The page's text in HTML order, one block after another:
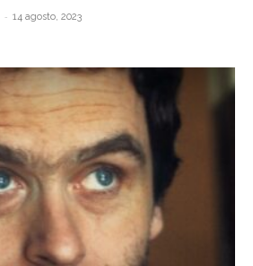
- 14 agosto, 2023